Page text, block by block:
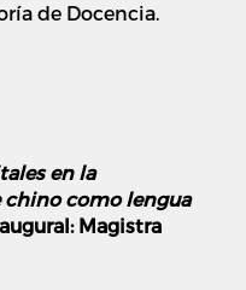
de Docencia.
en la
chino como lengua
Magistra